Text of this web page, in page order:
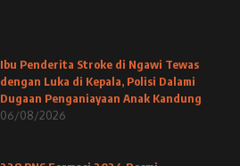
Ibu Penderita Stroke di Ngawi Tewas
dengan Luka di Kepala, Polisi Dalami
Dugaan Penganiayaan Anak Kandung
06/08/2026